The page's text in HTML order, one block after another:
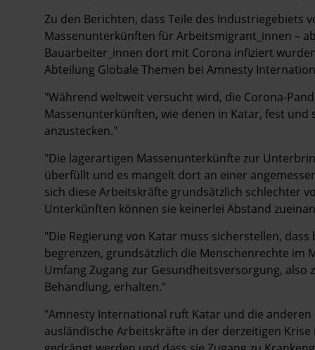
Zu den Berichten, dass Teile des Industriegebiets
Massenunterkünften für Arbeitsmigrant_innen –
Bauarbeiter_innen dort mit Corona infiziert
Abteilung Globale Themen bei Amnesty
"Während weltweit versucht wird, die Corona-
Massenunterkünften, wie denen in Katar, fest
anzustecken."
"Die lagerartigen Massenunterkünfte zur
überfüllt und es mangelt dort an einer
sich diese Arbeitskräfte grundsätzlich schlechter
Unterkünften können sie keinerlei Abstand
"Die Regierung von Katar muss sicherstellen,
begrenzen, grundsätzlich die Menschenrechte im
Umfang Zugang zur Gesundheitsversorgung,
Behandlung, erhalten."
"Amnesty International ruft Katar und die
ausländische Arbeitskräfte in der derzeitigen